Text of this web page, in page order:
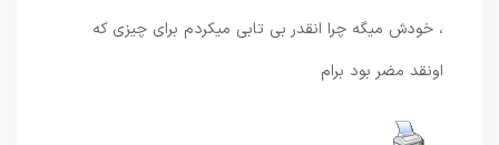
، خودش میگه چرا انقدر بی تابی میکردم برای چیزی که
اونقد مضر بود برام